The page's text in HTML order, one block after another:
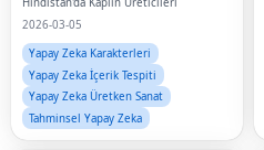
2026-03-05
Yapay Zeka Karakterleri
Yapay Zeka İçerik Tespiti
Yapay Zeka Üretken Sanat
Tahminsel Yapay Zeka